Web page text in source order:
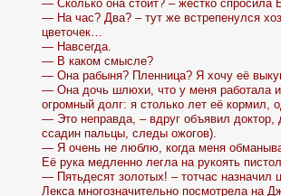
— Сколько она стоит? – жёстко спросила
— На час? Два? – тут же встрепенулся
цветочек…
— Навсегда.
— В каком смысле?
— Она рабыня? Пленница? Я хочу её
— Она дочь шлюхи, что у меня работала и
огромный долг: я столько лет её
— Это неправда, – вдруг объявил доктор,
ссадин пальцы, следы ожогов).
— Я очень не люблю, когда меня
Её рука медленно легла на рукоять
— Пятьдесят золотых! – тотчас назначил
Лекса многозначительно посмотрела на